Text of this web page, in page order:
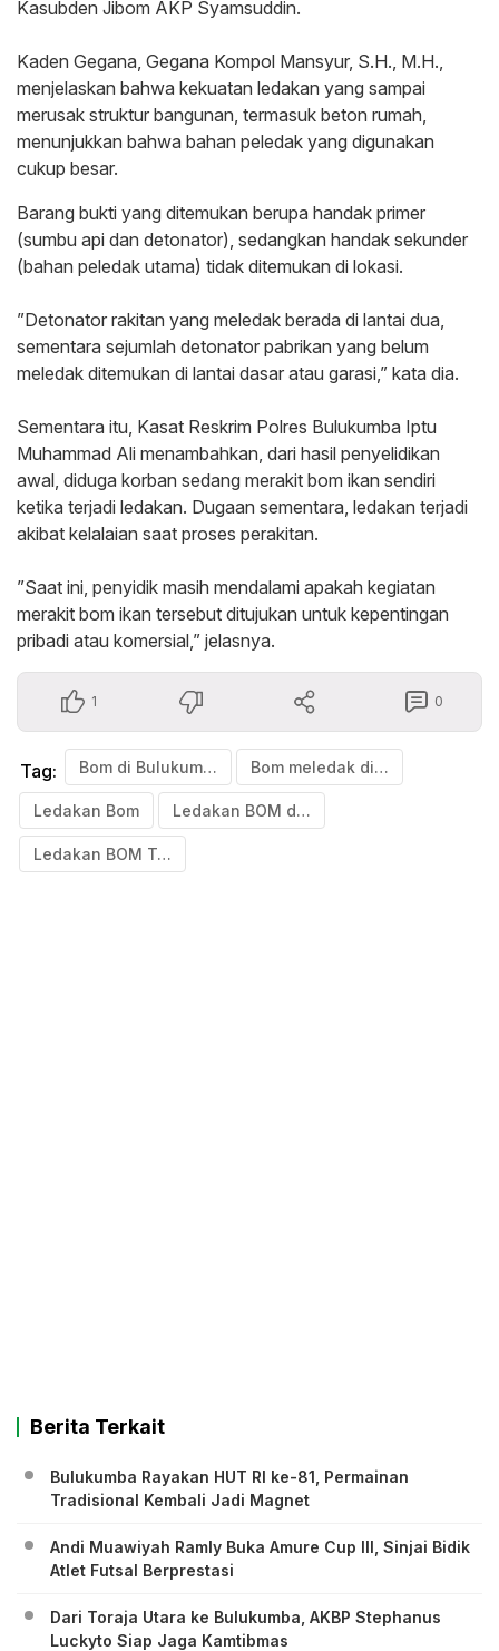
Kasubden Jibom AKP Syamsuddin.
‎Kaden Gegana, Gegana Kompol Mansyur, S.H., M.H.,
menjelaskan bahwa kekuatan ledakan yang sampai
merusak struktur bangunan, termasuk beton rumah,
menunjukkan bahwa bahan peledak yang digunakan
cukup besar.
Barang bukti yang ditemukan berupa handak primer
(sumbu api dan detonator), sedangkan handak sekunder
(bahan peledak utama) tidak ditemukan di lokasi.
‎”Detonator rakitan yang meledak berada di lantai dua,
sementara sejumlah detonator pabrikan yang belum
meledak ditemukan di lantai dasar atau garasi,” kata dia.
‎Sementara itu, Kasat Reskrim Polres Bulukumba Iptu
Muhammad Ali menambahkan, dari hasil penyelidikan
awal, diduga korban sedang merakit bom ikan sendiri
ketika terjadi ledakan. Dugaan sementara, ledakan terjadi
akibat kelalaian saat proses perakitan.
‎”Saat ini, penyidik masih mendalami apakah kegiatan
merakit bom ikan tersebut ditujukan untuk kepentingan
pribadi atau komersial,” jelasnya.
1 0
Tag: Bom di Bulukumba Bom meledak di Bulukumba
Ledakan Bom Ledakan BOM di Kecamatan Kajang Bulukumba
Ledakan BOM Tewaskan Perempuan
Berita Terkait
Bulukumba Rayakan HUT RI ke-81, Permainan
Tradisional Kembali Jadi Magnet
Andi Muawiyah Ramly Buka Amure Cup III, Sinjai Bidik
Atlet Futsal Berprestasi
Dari Toraja Utara ke Bulukumba, AKBP Stephanus
Luckyto Siap Jaga Kamtibmas